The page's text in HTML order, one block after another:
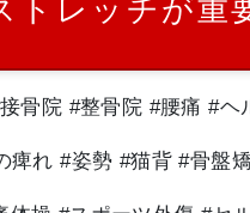
トレッチが重
骨院 #整骨院 #腰痛 #ヘ
痺れ #姿勢 #猫背 #骨盤